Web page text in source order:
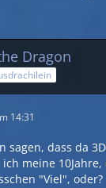
Dragon
14:31
sagen, dass da
meine 10Jahre,
"Viel", oder?